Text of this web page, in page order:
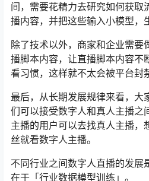
间，需要花精力去研究如何获取
播内容，并把这些输入小模型，
除了技术以外，商家和企业需要
播脚本内容，让直播脚本内容不
看习惯，这样就不太会被平台封
最后，从长期发展规律来看，大
们可以接受数字人和真人主播之
主播的用户可以去找真人主播，
丝就看数字人主播。
不同行业之间数字人直播的发展
在于「行业数据模型训练」。